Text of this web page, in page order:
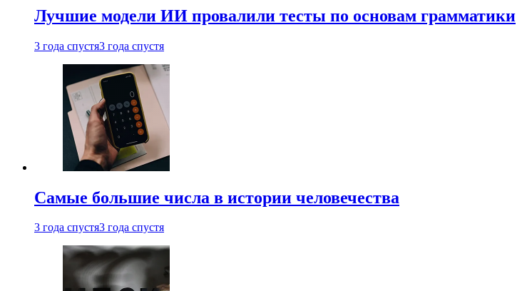
Лучшие модели ИИ провалили тесты по основам грамматики
3 года спустя3 года спустя
Самые большие числа в истории человечества
3 года спустя3 года спустя